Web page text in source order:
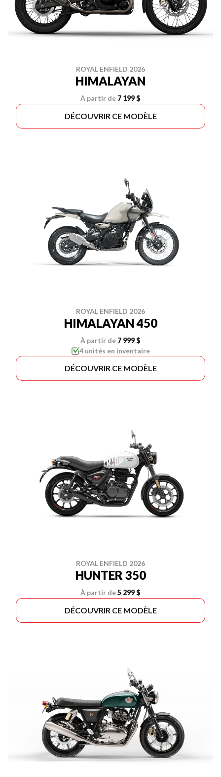
ROYAL ENFIELD 2026
HIMALAYAN
À partir de 7 199 $
DÉCOUVRIR CE MODÈLE
ROYAL ENFIELD 2026
HIMALAYAN 450
À partir de 7 999 $
4 unités en inventaire
DÉCOUVRIR CE MODÈLE
ROYAL ENFIELD 2026
HUNTER 350
À partir de5 299 $
DÉCOUVRIR CE MODÈLE